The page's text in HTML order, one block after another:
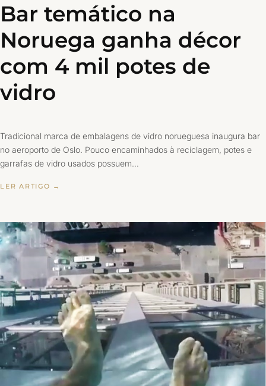
Bar temático na
Noruega ganha décor
com 4 mil potes de
vidro
Tradicional marca de embalagens de vidro norueguesa inaugura bar
no aeroporto de Oslo. Pouco encaminhados à reciclagem, potes e
garrafas de vidro usados possuem…
LER ARTIGO →